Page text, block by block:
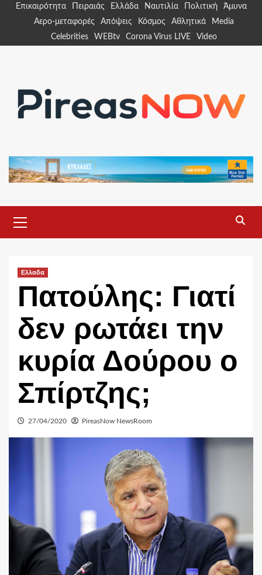
Επικαιρότητα Πειραιάς Ελλάδα Ναυτιλία Πολιτική
Άμυνα
Αερο-μεταφορές
Απόψεις Κόσμος Αθλητικά
Media
Celebrities
WEBtv Corona Virus LIVE Video
Menu
Ελλαδα
Πατούλης: Γιατί
δεν ρωτάει την
κυρία Δούρου ο
Σπίρτζης;
27/04/2020 PireasNow NewsRoom